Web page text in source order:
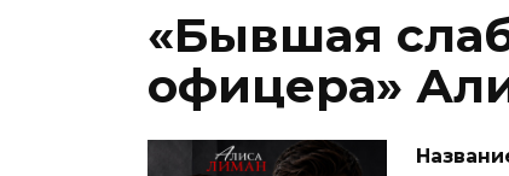
«Бывшая
офицера»